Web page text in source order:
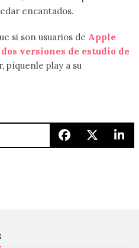
encantados.
si son usuarios de Apple
versiones de estudio de
píquenle play a su